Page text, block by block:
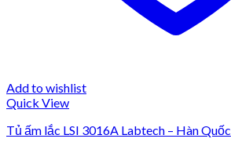
Add to wishlist
Quick View
Tủ ấm lắc LSI 3016A Labtech – Hàn Quốc